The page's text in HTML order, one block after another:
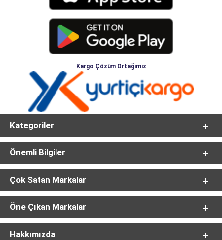
Kargo Çözüm Ortağımız
Kategoriler
Önemli Bilgiler
Çok Satan Markalar
Öne Çıkan Markalar
Hakkımızda